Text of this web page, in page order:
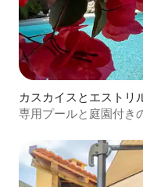
カスカイスとエストリ
スイート
専用プールと庭園付き